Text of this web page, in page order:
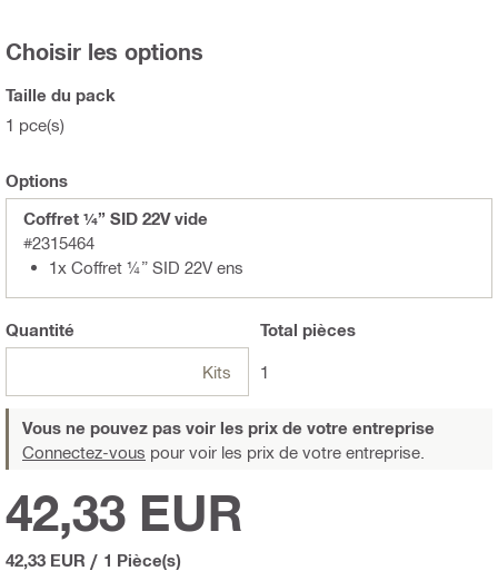
Choisir les options
Taille du pack
1 pce(s)
Options
Coffret ¼” SID 22V vide
#2315464
1x Coffret ¼” SID 22V ens
Quantité
Kits
Total pièces
1
Vous ne pouvez pas voir les prix de votre entreprise
Connectez-vous pour voir les prix de votre entreprise.
42,33 EUR
42,33 EUR / 1 Pièce(s)